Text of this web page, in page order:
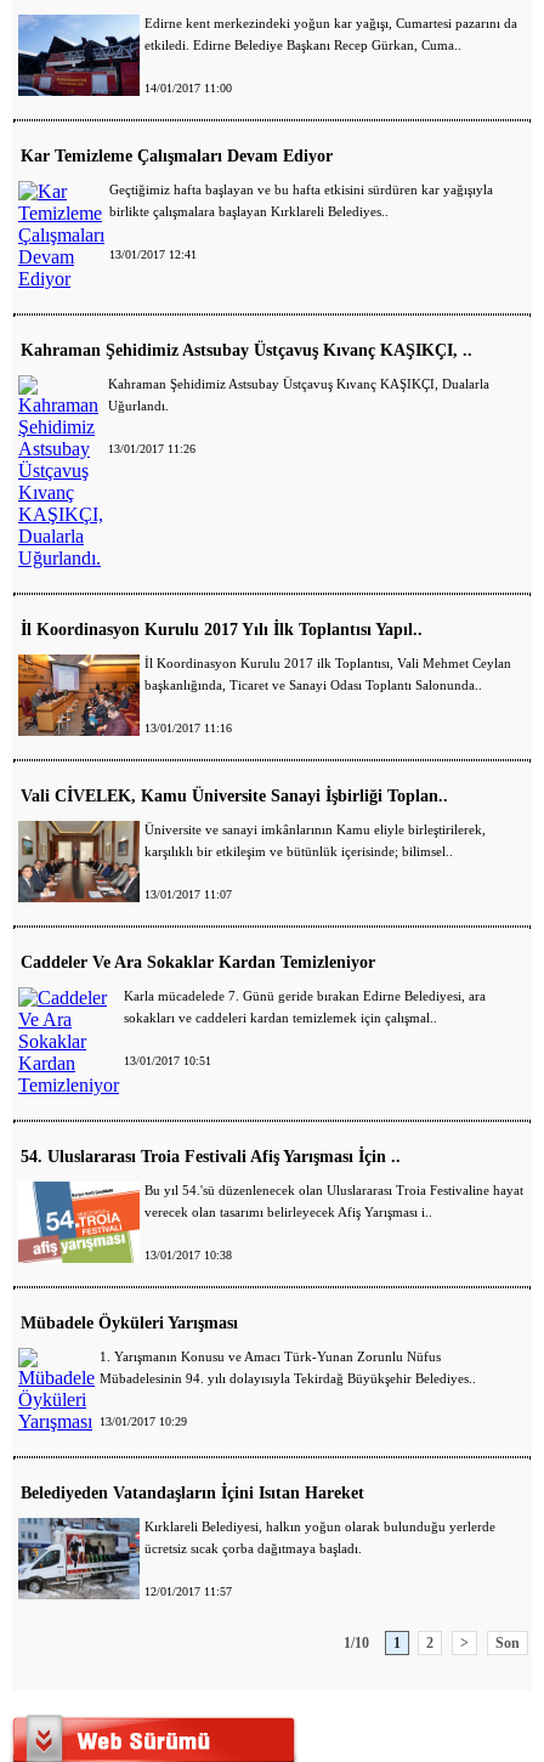
Edirne kent merkezindeki yoğun kar yağışı, Cumartesi pazarını da
etkiledi. Edirne Belediye Başkanı Recep Gürkan, Cuma..
14/01/2017 11:00
Kar Temizleme Çalışmaları Devam Ediyor
Geçtiğimiz hafta başlayan ve bu hafta etkisini sürdüren kar yağışıyla
birlikte çalışmalara başlayan Kırklareli Belediyes..
13/01/2017 12:41
Kahraman Şehidimiz Astsubay Üstçavuş Kıvanç KAŞIKÇI, ..
Kahraman Şehidimiz Astsubay Üstçavuş Kıvanç KAŞIKÇI, Dualarla
Uğurlandı.
13/01/2017 11:26
İl Koordinasyon Kurulu 2017 Yılı İlk Toplantısı Yapıl..
İl Koordinasyon Kurulu 2017 ilk Toplantısı, Vali Mehmet Ceylan
başkanlığında, Ticaret ve Sanayi Odası Toplantı Salonunda..
13/01/2017 11:16
Vali CİVELEK, Kamu Üniversite Sanayi İşbirliği Toplan..
Üniversite ve sanayi imkânlarının Kamu eliyle birleştirilerek,
karşılıklı bir etkileşim ve bütünlük içerisinde; bilimsel..
13/01/2017 11:07
Caddeler Ve Ara Sokaklar Kardan Temizleniyor
Karla mücadelede 7. Günü geride bırakan Edirne Belediyesi, ara
sokakları ve caddeleri kardan temizlemek için çalışmal..
13/01/2017 10:51
54. Uluslararası Troia Festivali Afiş Yarışması İçin ..
Bu yıl 54.'sü düzenlenecek olan Uluslararası Troia Festivaline hayat
verecek olan tasarımı belirleyecek Afiş Yarışması i..
13/01/2017 10:38
Mübadele Öyküleri Yarışması
1. Yarışmanın Konusu ve Amacı Türk-Yunan Zorunlu Nüfus
Mübadelesinin 94. yılı dolayısıyla Tekirdağ Büyükşehir Belediyes..
13/01/2017 10:29
Belediyeden Vatandaşların İçini Isıtan Hareket
Kırklareli Belediyesi, halkın yoğun olarak bulunduğu yerlerde
ücretsiz sıcak çorba dağıtmaya başladı.
12/01/2017 11:57
1/10 1 2 > Son